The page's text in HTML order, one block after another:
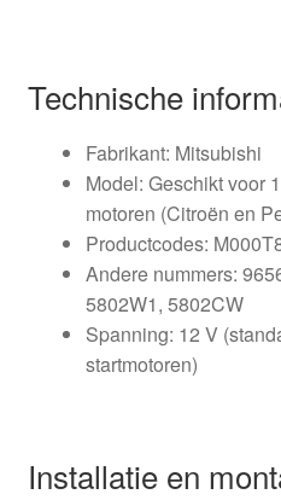
Technische
Fabrikant: Mitsubishi
Model: Geschikt voor
motoren (Citroën en
Productcodes:
Andere nummers:
5802W1, 5802CW
Spanning: 12 V
startmotoren)
Installatie en